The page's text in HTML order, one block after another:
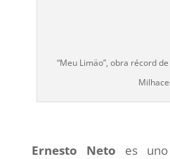
“Meu Limäo”, obra récord
Ernesto Neto es